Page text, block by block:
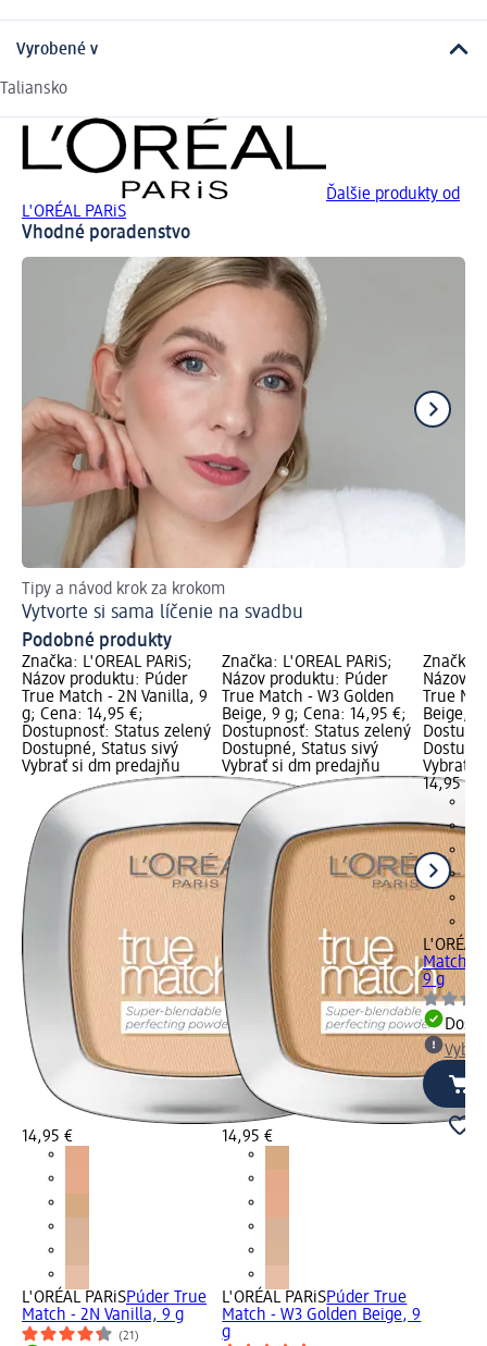
Vyrobené v
Taliansko
Ďalšie produkty od
L'ORÉAL PARiS
Vhodné poradenstvo
Tipy a návod krok za krokom
Vytvorte si sama líčenie na svadbu
Podobné produkty
Značka: L'ORÉAL PARiS;
Názov produktu: Púder
True Match - 2N Vanilla, 9
g; Cena: 14,95 €;
Dostupnosť: Status zelený
Dostupné, Status sivý
Vybrať si dm predajňu
14,95 €
L'ORÉAL PARiSPúder True
Match - 2N Vanilla, 9 g
(21)
Značka: L'ORÉAL PARiS;
Názov produktu: Púder
True Match - W3 Golden
Beige, 9 g; Cena: 14,95 €;
Dostupnosť: Status zelený
Dostupné, Status sivý
Vybrať si dm predajňu
14,95 €
L'ORÉAL PARiSPúder True
Match - W3 Golden Beige, 9
g
Značka:
Názov
True
Beige, 9
Vybrať
14,95 €
L'ORÉAL
Match -
9 g